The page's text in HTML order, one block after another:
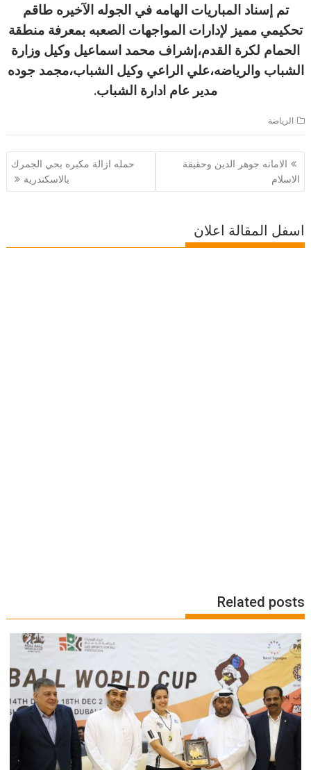
تم إسناد المباريات الهامه في الجوله الآخيره طاقم
تحكيمي مميز لإدارات المواجهات الصعبه بمعرفة منطقة
الحمام لكرة القدم،إشراف محمد اسماعيل وكيل وزارة
الشباب والرياضه،علي الراعي وكيل الشباب،مجمد جوده
مدير عام ادارة الشباب.
الرياضة
تصفّح
المقالات
الامانه جوهر الدين وحقيقة
الاسلام
حمله ازالة مكبره بحي الجمرك
بالاسكندرية
اسفل المقالة اعلان
Related posts